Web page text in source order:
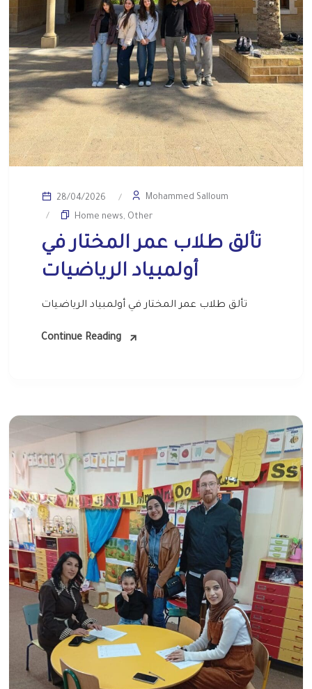
28/04/2026
Mohammed Salloum
Home news, Other
تألق طلاب عمر المختار في
أولمبياد الرياضيات
تألق طلاب عمر المختار في أولمبياد الرياضيات
Continue Reading